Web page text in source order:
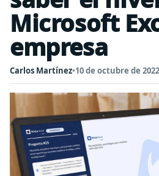
Microsoft
empresa
Carlos Martínez•10 de octubre de 2022